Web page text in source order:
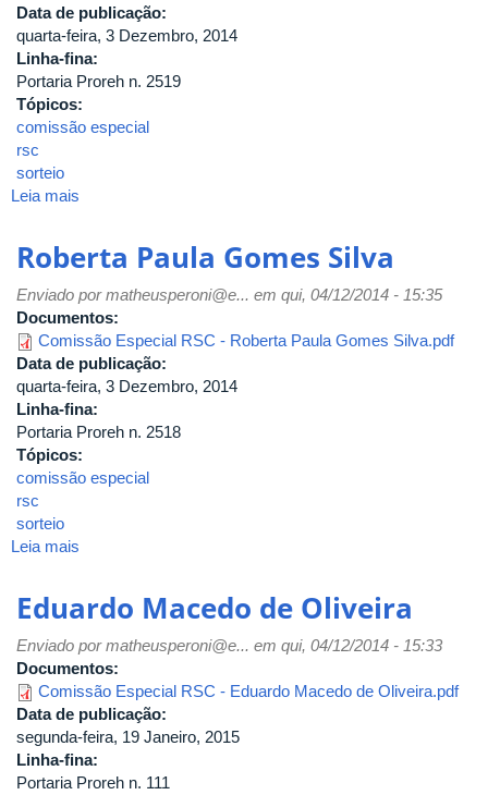
Data de publicação:
quarta-feira, 3 Dezembro, 2014
Linha-fina:
Portaria Proreh n. 2519
Tópicos:
comissão especial
rsc
sorteio
Leia mais
Pereira
Salgado
Martins
Roberta Paula Gomes Silva
Enviado pormatheusperoni@e... em qui, 04/12/2014 - 15:35
Documentos:
Comissão Especial RSC - Roberta Paula Gomes Silva.pdf
Data de publicação:
quarta-feira, 3 Dezembro, 2014
Linha-fina:
Portaria Proreh n. 2518
Tópicos:
comissão especial
rsc
sorteio
Leia mais
Gomes
Eduardo Macedo de Oliveira
Enviado pormatheusperoni@e... em qui, 04/12/2014 - 15:33
Documentos:
Comissão Especial RSC - Eduardo Macedo de Oliveira.pdf
Data de publicação:
segunda-feira, 19 Janeiro, 2015
Linha-fina:
Portaria Proreh n. 111